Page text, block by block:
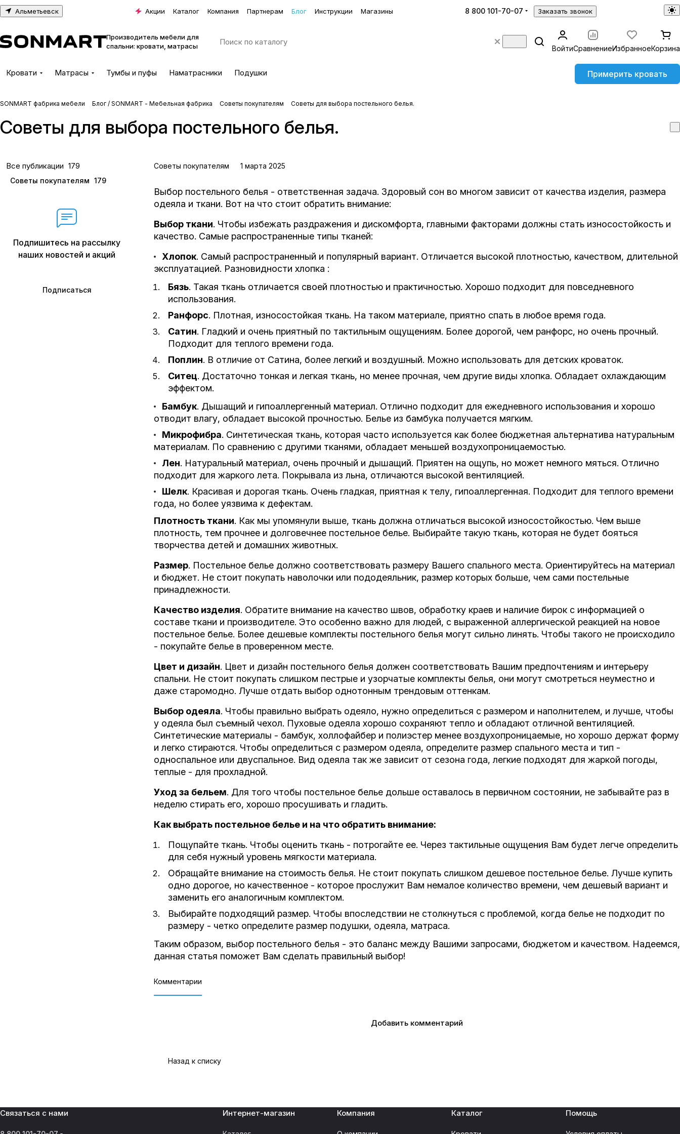
Альметьевск Акции Каталог Компания Партнерам Блог Инструкции Магазины 8 800 101-70-07 Заказать звонок
Производитель мебели для
спальни: кровати, матрасы
ВойтиСравнениеИзбранноеКорзина
Кровати Матрасы Тумбы и пуфы Наматрасники Подушки Примерить кровать
SONMART фабрика мебели Блог / SONMART - Мебельная фабрика Советы покупателям Советы для выбора постельного белья.
Советы для выбора постельного белья.
Советы покупателям 1 марта 2025
Выбор постельного белья - ответственная задача. Здоровый сон во многом зависит от качества изделия, размера
одеяла и ткани. Вот на что стоит обратить внимание:
Выбор ткани. Чтобы избежать раздражения и дискомфорта, главными факторами должны стать износостойкость и
качество. Самые распространенные типы тканей:
Хлопок. Самый распространенный и популярный вариант. Отличается высокой плотностью, качеством, длительной
эксплуатацией. Разновидности хлопка :
Бязь. Такая ткань отличается своей плотностью и практичностью. Хорошо подходит для повседневного
использования.
Ранфорс. Плотная, износостойкая ткань. На таком материале, приятно спать в любое время года.
Сатин. Гладкий и очень приятный по тактильным ощущениям. Более дорогой, чем ранфорс, но очень прочный.
Подходит для теплого времени года.
Поплин. В отличие от Сатина, более легкий и воздушный. Можно использовать для детских кроваток.
Ситец. Достаточно тонкая и легкая ткань, но менее прочная, чем другие виды хлопка. Обладает охлаждающим
эффектом.
Бамбук. Дышащий и гипоаллергенный материал. Отлично подходит для ежедневного использования и хорошо
отводит влагу, обладает высокой прочностью. Белье из бамбука получается мягким.
Микрофибра. Синтетическая ткань, которая часто используется как более бюджетная альтернатива натуральным
материалам. По сравнению с другими тканями, обладает меньшей воздухопроницаемостью.
Лен. Натуральный материал, очень прочный и дышащий. Приятен на ощупь, но может немного мяться. Отлично
подходит для жаркого лета. Покрывала из льна, отличаются высокой вентиляцией.
Шелк. Красивая и дорогая ткань. Очень гладкая, приятная к телу, гипоаллергенная. Подходит для теплого времени
года, но более уязвима к дефектам.
Плотность ткани. Как мы упомянули выше, ткань должна отличаться высокой износостойкостью. Чем выше
плотность, тем прочнее и долговечнее постельное белье. Выбирайте такую ткань, которая не будет бояться
творчества детей и домашних животных.
Размер. Постельное белье должно соответствовать размеру Вашего спального места. Ориентируйтесь на материал
и бюджет. Не стоит покупать наволочки или пододеяльник, размер которых больше, чем сами постельные
принадлежности.
Качество изделия. Обратите внимание на качество швов, обработку краев и наличие бирок с информацией о
составе ткани и производителе. Это особенно важно для людей, с выраженной аллергической реакцией на новое
постельное белье. Более дешевые комплекты постельного белья могут сильно линять. Чтобы такого не происходило
- покупайте белье в проверенном месте.
Цвет и дизайн. Цвет и дизайн постельного белья должен соответствовать Вашим предпочтениям и интерьеру
спальни. Не стоит покупать слишком пестрые и узорчатые комплекты белья, они могут смотреться неуместно и
даже старомодно. Лучше отдать выбор однотонным трендовым оттенкам.
Выбор одеяла. Чтобы правильно выбрать одеяло, нужно определиться с размером и наполнителем, и лучше, чтобы
у одеяла был съемный чехол. Пуховые одеяла хорошо сохраняют тепло и обладают отличной вентиляцией.
Синтетические материалы - бамбук, холлофайбер и полиэстер менее воздухопроницаемые, но хорошо держат форму
и легко стираются. Чтобы определиться с размером одеяла, определите размер спального места и тип -
односпальное или двуспальное. Вид одеяла так же зависит от сезона года, легкие подходят для жаркой погоды,
теплые - для прохладной.
Уход за бельем. Для того чтобы постельное белье дольше оставалось в первичном состоянии, не забывайте раз в
неделю стирать его, хорошо просушивать и гладить.
Как выбрать постельное белье и на что обратить внимание:
Пощупайте ткань. Чтобы оценить ткань - потрогайте ее. Через тактильные ощущения Вам будет легче определить
для себя нужный уровень мягкости материала.
Обращайте внимание на стоимость белья. Не стоит покупать слишком дешевое постельное белье. Лучше купить
одно дорогое, но качественное - которое прослужит Вам немалое количество времени, чем дешевый вариант и
заменить его аналогичным комплектом.
Выбирайте подходящий размер. Чтобы впоследствии не столкнуться с проблемой, когда белье не подходит по
размеру - четко определите размер подушки, одеяла, матраса.
Таким образом, выбор постельного белья - это баланс между Вашими запросами, бюджетом и качеством. Надеемся,
данная статья поможет Вам сделать правильный выбор!
Комментарии
Добавить комментарий
Назад к списку
Все публикации 179
Советы покупателям 179
Подпишитесь на рассылку
наших новостей и акций
Подписаться
Связаться с нами Интернет-магазин Компания Каталог Помощь